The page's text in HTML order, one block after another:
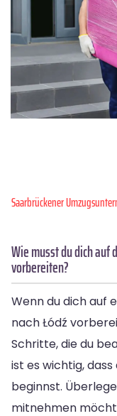
Saarbrückener
Wie musst du dich auf
vorbereiten?
Wenn du dich auf
nach Łódź
Schritte, die du
ist es wichtig,
beginnst.
mitnehmen